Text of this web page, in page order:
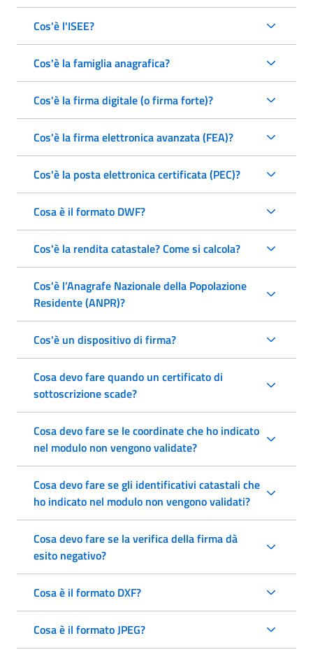
Cos'è l'ISEE?
Cos'è la famiglia anagrafica?
Cos'è la firma digitale (o firma forte)?
Cos'è la firma elettronica avanzata (FEA)?
Cos'è la posta elettronica certificata (PEC)?
Cosa è il formato DWF?
Cos'è la rendita catastale? Come si calcola?
Cos'è l’Anagrafe Nazionale della Popolazione
Residente (ANPR)?
Cos'è un dispositivo di firma?
Cosa devo fare quando un certificato di
sottoscrizione scade?
Cosa devo fare se le coordinate che ho indicato
nel modulo non vengono validate?
Cosa devo fare se gli identificativi catastali che
ho indicato nel modulo non vengono validati?
Cosa devo fare se la verifica della firma dà
esito negativo?
Cosa è il formato DXF?
Cosa è il formato JPEG?